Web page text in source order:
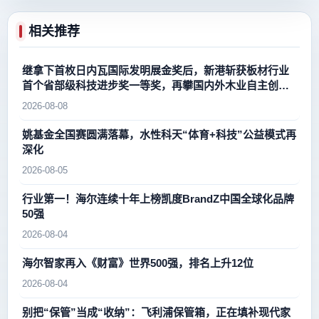
相关推荐
继拿下首枚日内瓦国际发明展金奖后，新港斩获板材行业
首个省部级科技进步奖一等奖，再攀国内外木业自主创新
新高峰
2026-08-08
姚基金全国赛圆满落幕，水性科天“体育+科技”公益模式再
深化
2026-08-05
行业第一！海尔连续十年上榜凯度BrandZ中国全球化品牌
50强
2026-08-04
海尔智家再入《财富》世界500强，排名上升12位
2026-08-04
别把“保管”当成“收纳”：飞利浦保管箱，正在填补现代家